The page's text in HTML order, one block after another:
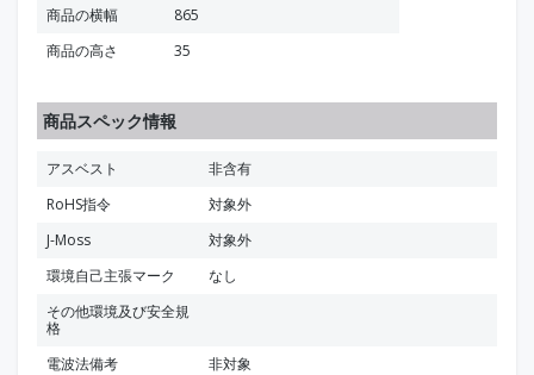
商品の横幅
865
商品の高さ
35
商品スペック情報
アスベスト
非含有
RoHS指令
対象外
J-Moss
対象外
環境自己主張マーク
なし
その他環境及び安全規
格
電波法備考
非対象